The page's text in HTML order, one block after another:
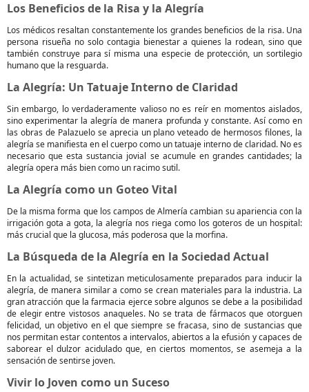
Los Beneficios de la Risa y la Alegría
Los médicos resaltan constantemente los grandes beneficios de la risa. Una
persona risueña no solo contagia bienestar a quienes la rodean, sino que
también construye para sí misma una especie de protección, un sortilegio
humano que la resguarda.
La Alegría: Un Tatuaje Interno de Claridad
Sin embargo, lo verdaderamente valioso no es reír en momentos aislados,
sino experimentar la alegría de manera profunda y constante. Así como en
las obras de Palazuelo se aprecia un plano veteado de hermosos filones, la
alegría se manifiesta en el cuerpo como un tatuaje interno de claridad. No es
necesario que esta sustancia jovial se acumule en grandes cantidades; la
alegría opera más bien como un racimo sutil.
La Alegría como un Goteo Vital
De la misma forma que los campos de Almería cambian su apariencia con la
irrigación gota a gota, la alegría nos riega como los goteros de un hospital:
más crucial que la glucosa, más poderosa que la morfina.
La Búsqueda de la Alegría en la Sociedad Actual
En la actualidad, se sintetizan meticulosamente preparados para inducir la
alegría, de manera similar a como se crean materiales para la industria. La
gran atracción que la farmacia ejerce sobre algunos se debe a la posibilidad
de elegir entre vistosos anaqueles. No se trata de fármacos que otorguen
felicidad, un objetivo en el que siempre se fracasa, sino de sustancias que
nos permitan estar contentos a intervalos, abiertos a la efusión y capaces de
saborear el dulzor acidulado que, en ciertos momentos, se asemeja a la
sensación de sentirse joven.
Vivir lo Joven como un Suceso